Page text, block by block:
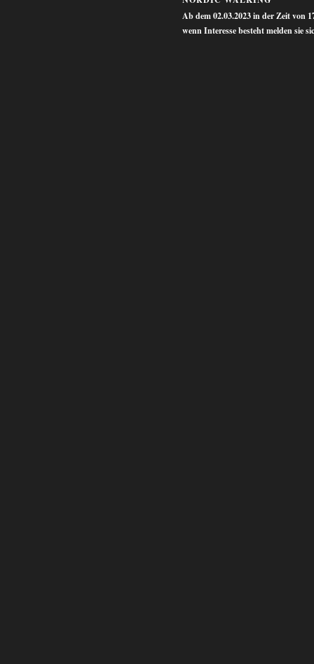
Ab dem 02.03.2023 in der Zeit von
wenn Interesse besteht melden sie